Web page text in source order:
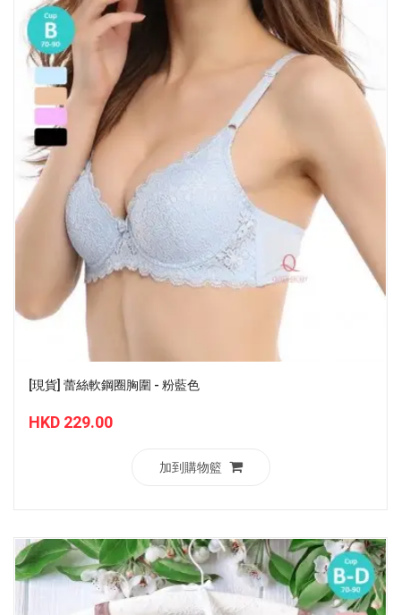
[現貨] 蕾絲軟鋼圈胸圍 - 粉藍色
HKD 229.00
加到購物籃